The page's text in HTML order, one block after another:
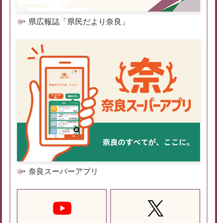
県広報誌「県民だより奈良」
奈良スーパーアプリ